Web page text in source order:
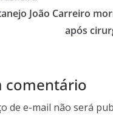
João Carreiro
após
comentário
de e-mail não será